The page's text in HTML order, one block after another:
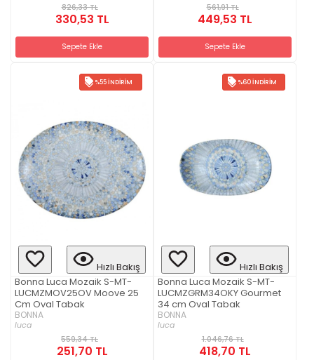
826,33 TL
330,53 TL
Sepete Ekle
561,91 TL
449,53 TL
Sepete Ekle
%55 İNDIRIM
Hızlı Bakış
Bonna Luca Mozaik S-MT-
LUCMZMOV25OV Moove 25
Cm Oval Tabak
BONNA
luca
559,34 TL
251,70 TL
%60 İNDIRIM
Hızlı Bakış
Bonna Luca Mozaik S-MT-
LUCMZGRM34OKY Gourmet
34 cm Oval Tabak
BONNA
luca
1.046,76 TL
418,70 TL